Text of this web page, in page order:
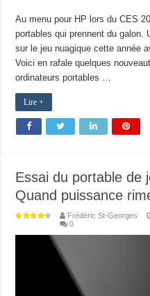
Au menu pour HP lors du CES
portables qui prennent du galon.
sur le jeu nuagique cette année
Voici en rafale quelques
ordinateurs portables …
Lire +
Essai du portable de
Quand puissance
Frédéric St-Georges
0